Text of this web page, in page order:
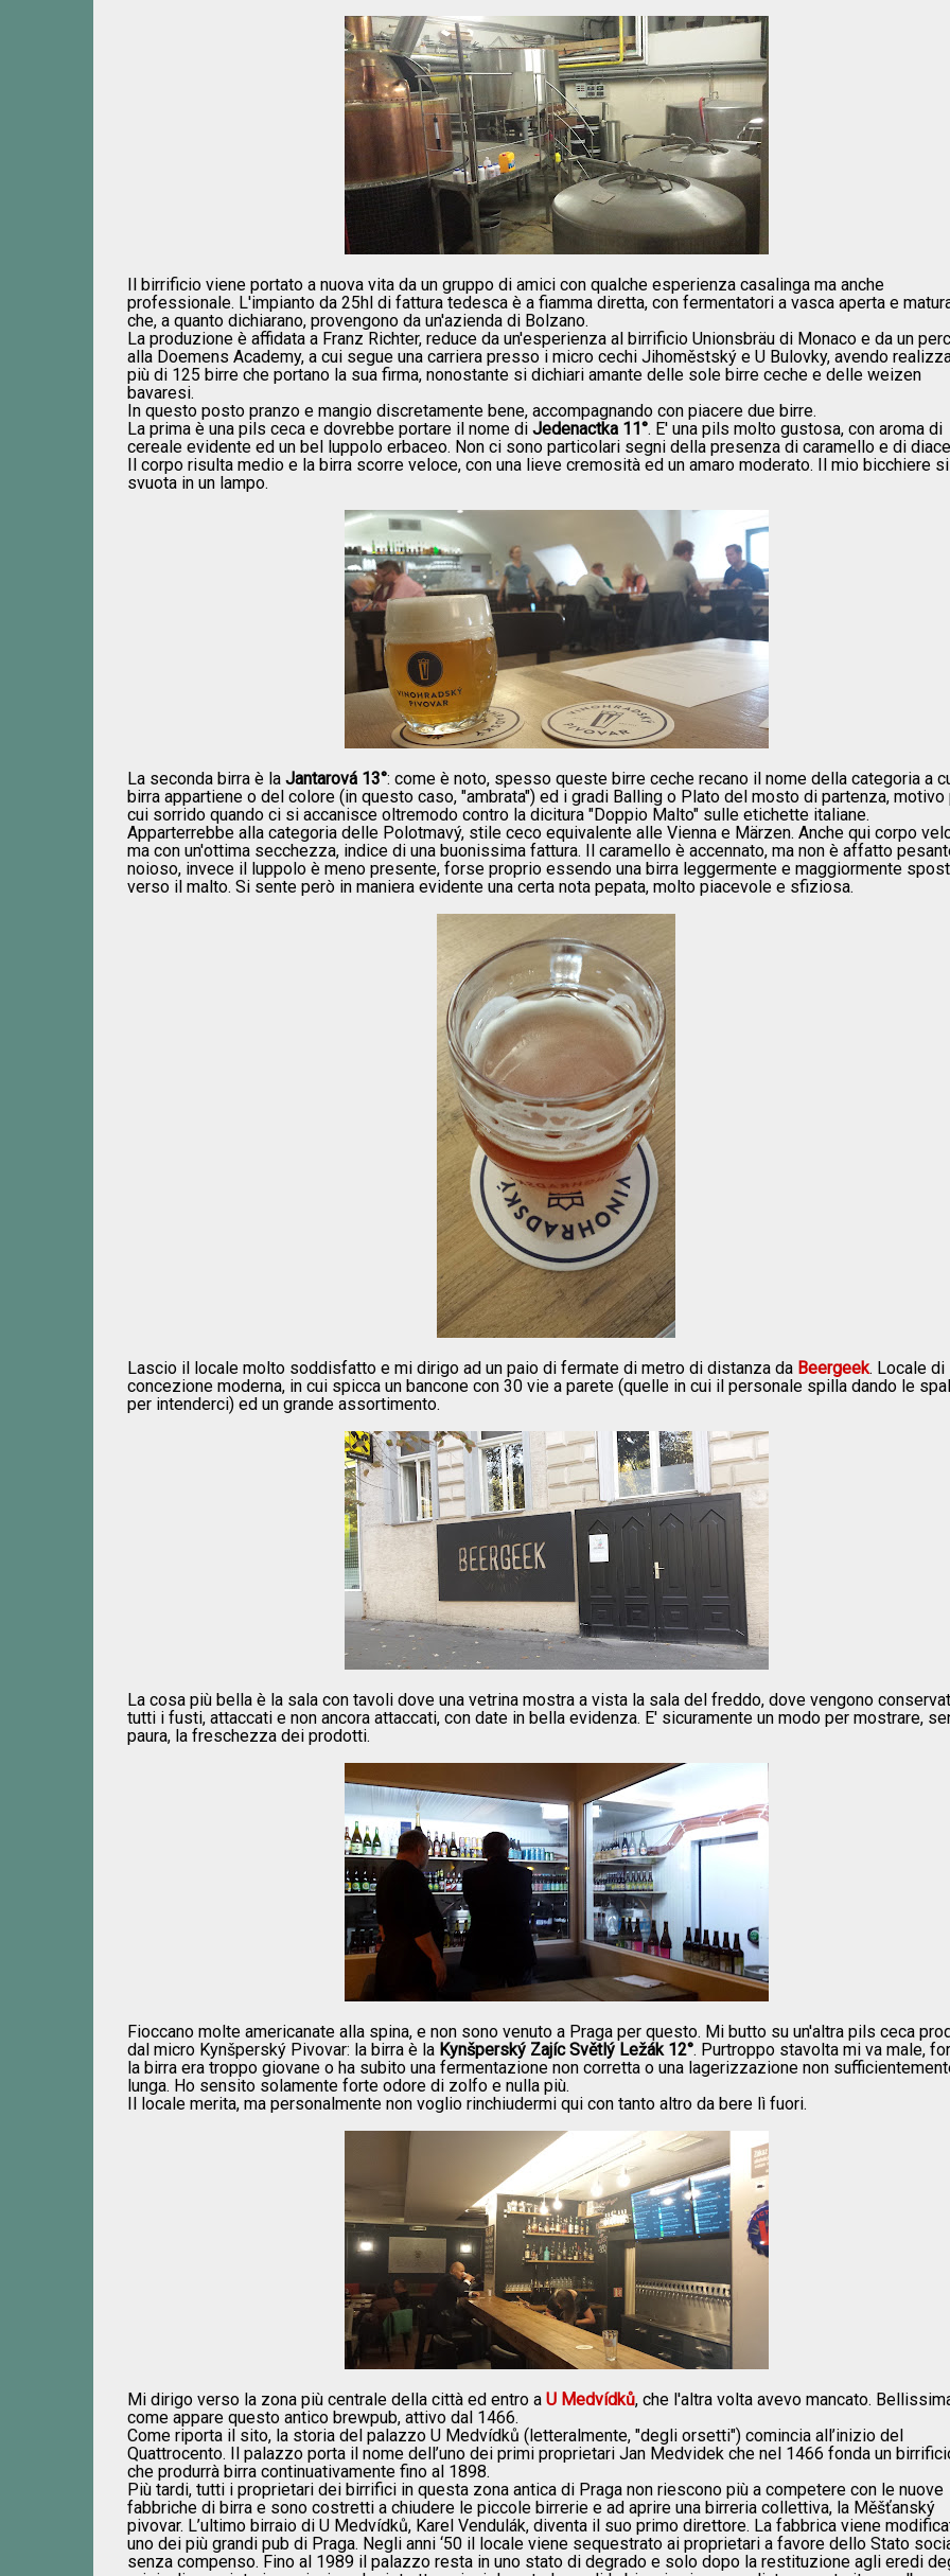
Il birrificio viene portato a nuova vita da un gruppo di amici con qualche esperienza casalinga ma anche
professionale. L'impianto da 25hl di fattura tedesca è a fiamma diretta, con fermentatori a vasca aperta e
che, a quanto dichiarano, provengono da un'azienda di Bolzano.
La produzione è affidata a Franz Richter, reduce da un'esperienza al birrificio Unionsbräu di Monaco e da un
alla Doemens Academy, a cui segue una carriera presso i micro cechi Jihoměstský e U Bulovky, avendo
più di 125 birre che portano la sua firma, nonostante si dichiari amante delle sole birre ceche e delle weizen
bavaresi.
In questo posto pranzo e mangio discretamente bene, accompagnando con piacere due birre.
La prima è una pils ceca e dovrebbe portare il nome di Jedenactka 11°. E' una pils molto gustosa, con aroma di
cereale evidente ed un bel luppolo erbaceo. Non ci sono particolari segni della presenza di caramello e di
Il corpo risulta medio e la birra scorre veloce, con una lieve cremosità ed un amaro moderato. Il mio bicchiere si
svuota in un lampo.
La seconda birra è la Jantarová 13°: come è noto, spesso queste birre ceche recano il nome della categoria a
birra appartiene o del colore (in questo caso, "ambrata") ed i gradi Balling o Plato del mosto di partenza, motivo
cui sorrido quando ci si accanisce oltremodo contro la dicitura "Doppio Malto" sulle etichette italiane.
Apparterrebbe alla categoria delle Polotmavý, stile ceco equivalente alle Vienna e Märzen. Anche qui corpo
ma con un'ottima secchezza, indice di una buonissima fattura. Il caramello è accennato, ma non è affatto
noioso, invece il luppolo è meno presente, forse proprio essendo una birra leggermente e maggiormente
verso il malto. Si sente però in maniera evidente una certa nota pepata, molto piacevole e sfiziosa.
Lascio il locale molto soddisfatto e mi dirigo ad un paio di fermate di metro di distanza da Beergeek. Locale di
concezione moderna, in cui spicca un bancone con 30 vie a parete (quelle in cui il personale spilla dando le
per intenderci) ed un grande assortimento.
La cosa più bella è la sala con tavoli dove una vetrina mostra a vista la sala del freddo, dove vengono
tutti i fusti, attaccati e non ancora attaccati, con date in bella evidenza. E' sicuramente un modo per mostrare,
paura, la freschezza dei prodotti.
Fioccano molte americanate alla spina, e non sono venuto a Praga per questo. Mi butto su un'altra pils ceca
dal micro Kynšperský Pivovar: la birra è la Kynšperský Zajíc Světlý Ležák 12°. Purtroppo stavolta mi va male,
la birra era troppo giovane o ha subito una fermentazione non corretta o una lagerizzazione non
lunga. Ho sensito solamente forte odore di zolfo e nulla più.
Il locale merita, ma personalmente non voglio rinchiudermi qui con tanto altro da bere lì fuori.
Mi dirigo verso la zona più centrale della città ed entro a U Medvídků, che l'altra volta avevo mancato.
come appare questo antico brewpub, attivo dal 1466.
Come riporta il sito, la storia del palazzo U Medvídků (letteralmente, "degli orsetti") comincia all’inizio del
Quattrocento. Il palazzo porta il nome dell’uno dei primi proprietari Jan Medvidek che nel 1466 fonda un
che produrrà birra continuativamente fino al 1898.
Più tardi, tutti i proprietari dei birrifici in questa zona antica di Praga non riescono più a competere con le nuove
fabbriche di birra e sono costretti a chiudere le piccole birrerie e ad aprire una birreria collettiva, la Měšťanský
pivovar. L’ultimo birraio di U Medvídků, Karel Vendulák, diventa il suo primo direttore. La fabbrica viene
uno dei più grandi pub di Praga. Negli anni ‘50 il locale viene sequestrato ai proprietari a favore dello Stato
senza compenso. Fino al 1989 il palazzo resta in uno stato di degrado e solo dopo la restituzione agli eredi